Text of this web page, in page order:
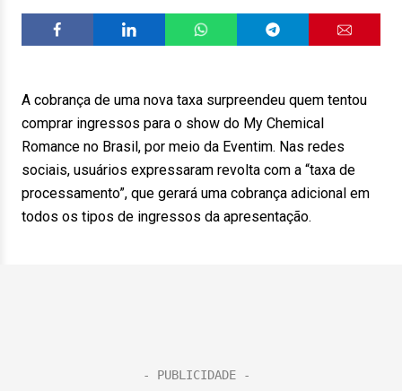
A cobrança de uma nova taxa surpreendeu quem tentou
comprar ingressos para o show do My Chemical
Romance no Brasil, por meio da Eventim. Nas redes
sociais, usuários expressaram revolta com a “taxa de
processamento”, que gerará uma cobrança adicional em
todos os tipos de ingressos da apresentação.